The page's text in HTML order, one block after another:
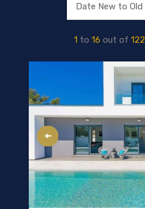
1 to 16 out of 122
Date New to Old